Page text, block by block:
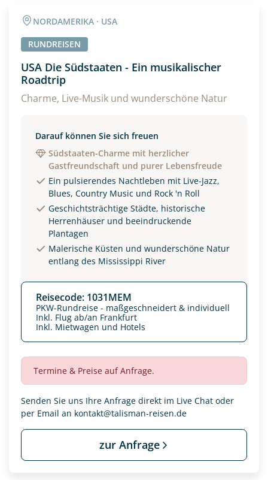
NORDAMERIKA · USA
RUNDREISEN
USA Die Südstaaten - Ein musikalischer
Roadtrip
Charme, Live-Musik und wunderschöne Natur
Darauf können Sie sich freuen
Südstaaten-Charme mit herzlicher
Gastfreundschaft und purer Lebensfreude
Ein pulsierendes Nachtleben mit Live-Jazz,
Blues, Country Music und Rock 'n Roll
Geschichtsträchtige Städte, historische
Herrenhäuser und beeindruckende
Plantagen
Malerische Küsten und wunderschöne Natur
entlang des Mississippi River
Reisecode: 1031MEM
PKW-Rundreise - maßgeschneidert & individuell
Inkl. Flug ab/an Frankfurt
Inkl. Mietwagen und Hotels
Termine & Preise auf Anfrage.
Senden Sie uns Ihre Anfrage direkt im Live Chat oder
per Email an kontakt@talisman-reisen.de
zur Anfrage
Alter
Unterkunft
EZ Familienzimmer
Reisebeginn
Option 1 Option 2
Weitere Informationen
Datenschutz & Transparenz ist uns sehr wichtig!